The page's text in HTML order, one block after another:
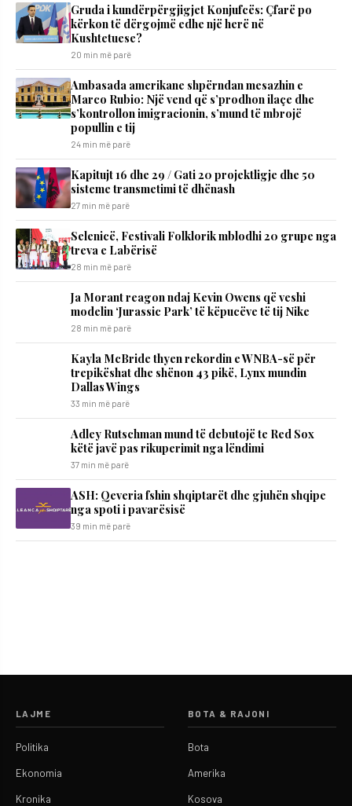
Gruda i kundërpërgjigjet Konjufcës: Çfarë po
kërkon të dërgojmë edhe një herë në
Kushtetuese?
20 min më parë
Ambasada amerikane shpërndan mesazhin e
Marco Rubio: Një vend që s’prodhon ilaçe dhe
s’kontrollon imigracionin, s’mund të mbrojë
popullin e tij
24 min më parë
Kapitujt 16 dhe 29 / Gati 20 projektligje dhe 50
sisteme transmetimi të dhënash
27 min më parë
Selenicë, Festivali Folklorik mblodhi 20 grupe nga
treva e Labërisë
28 min më parë
Ja Morant reagon ndaj Kevin Owens që veshi
modelin ‘Jurassic Park’ të këpucëve të tij Nike
28 min më parë
Kayla McBride thyen rekordin e WNBA-së për
trepikëshat dhe shënon 43 pikë, Lynx mundin
Dallas Wings
33 min më parë
Adley Rutschman mund të debutojë te Red Sox
këtë javë pas rikuperimit nga lëndimi
37 min më parë
ASH: Qeveria fshin shqiptarët dhe gjuhën shqipe
nga spoti i pavarësisë
39 min më parë
LAJME
Politika
Ekonomia
Kronika
BOTA & RAJONI
Bota
Amerika
Kosova